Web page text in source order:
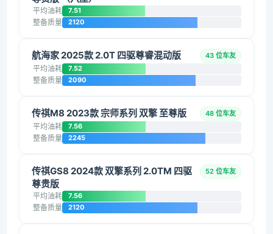
平均油耗 7.51
整备质量 2120
航海家 2025款 2.0T 四驱尊睿混动版 43 位车友
平均油耗 7.52
整备质量 2090
传祺M8 2023款 宗师系列 双擎 至尊版 48 位车友
平均油耗 7.56
整备质量 2245
传祺GS8 2024款 双擎系列 2.0TM 四驱
尊贵版
52 位车友
平均油耗 7.56
整备质量 2120